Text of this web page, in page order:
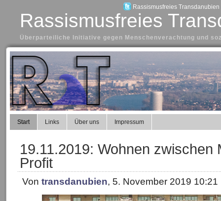
Rassismusfreies Transdanubien
Rassismusfreies
Überparteiliche Initiative gegen Menschenverachtung und
Start Links Über uns Impressum
19.11.2019: Wohnen zwischen
Profit
Von transdanubien, 5. November 2019 10:21